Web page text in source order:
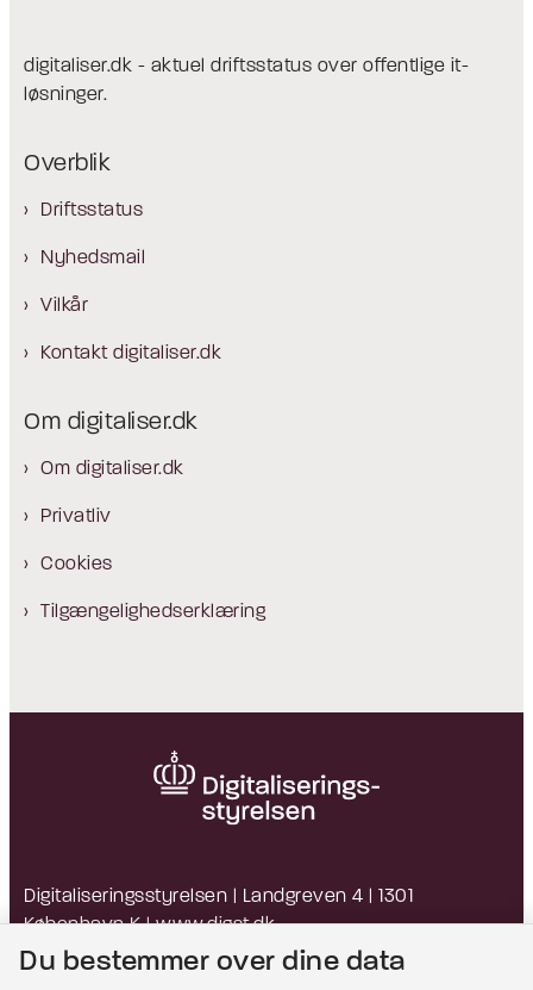
digitaliser.dk - aktuel driftsstatus over offentlige it-
løsninger.
Overblik
Driftsstatus
Nyhedsmail
Vilkår
Kontakt digitaliser.dk
Om digitaliser.dk
Om digitaliser.dk
Privatliv
Cookies
Tilgængelighedserklæring
Digitaliseringsstyrelsen | Landgreven 4 | 1301
København K |www.digst.dk
EAN: 5798009814203 | CVR: 34051178
Du bestemmer over dine data